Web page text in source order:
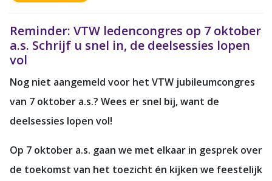
Reminder: VTW ledencongres op 7 oktober
a.s. Schrijf u snel in, de deelsessies lopen
vol
Nog niet aangemeld voor het VTW jubileumcongres
van 7 oktober a.s.? Wees er snel bij, want de
deelsessies lopen vol!
Op 7 oktober a.s. gaan we met elkaar in gesprek over
de toekomst van het toezicht én kijken we feestelijk